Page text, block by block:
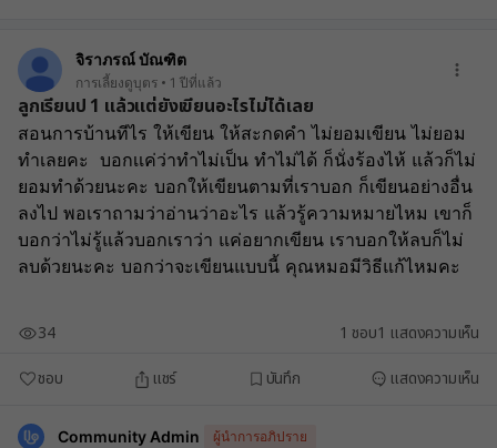
ให้ลองก็แหวะใส่ แม่ควรทำอย่างไรดีคะ
จิราภรณ์ บัณฑิต
การเลี้ยงดูบุตร 1 ปีที่แล้ว
ลูกเรียนป 1 แล้วแต่ยังเขียนอะไรไม่ได้เลย
สอนการบ้านทีไร ให้เขียน ให้สะกดคำ ไม่ยอมเขียน ไม่ยอม
ทำเลยคะ  บอกเเค่ว่าทำไม่เป็น ทำไม่ได้ ก็นั่งร้องไห้ แล้วก็ไม่
ยอมทำด้วยนะคะ บอกให้เขียนตามที่เราบอก ก็เขียนอย่างอื่น
ลงไป พอเราถามว่าอ่านว่าอะไร แล้วรู้ความหมายไหม เขาก็
บอกว่าไม่รู้แล้วบอกเราว่า แค่อยากเขียน เราบอกให้ลบก็ไม่
ลบด้วยนะคะ บอกว่าจะเขียนแบบนี้ คุณหมอมีวิธีแก้ไหมคะ
ชอบ แชร์ บันทึก แสดงความเห็น
34 1 ชอบ1 แสดงความเห็น
Community Admin ผู้นำการอภิปราย